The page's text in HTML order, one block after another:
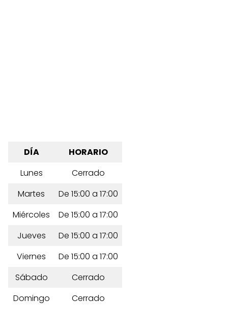
DÍA
HORARIO
Lunes
Cerrado
Martes
De 15:00 a 17:00
Miércoles
De 15:00 a 17:00
Jueves
De 15:00 a 17:00
Viernes
De 15:00 a 17:00
Sábado
Cerrado
Domingo
Cerrado